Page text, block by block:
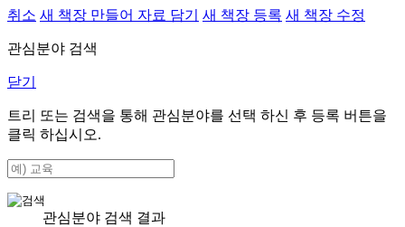
취소 새 책장 만들어 자료 담기 새 책장 등록 새 책장 수정
관심분야 검색
닫기
트리 또는 검색을 통해 관심분야를 선택 하신 후 등록 버튼을
클릭 하십시오.
관심분야 검색 결과